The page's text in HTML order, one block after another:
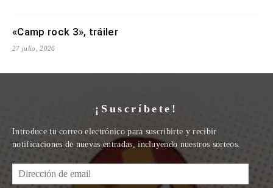
«Camp rock 3», tráiler
27 julio, 2026
¡Suscríbete!
Introduce tu correo electrónico para suscribirte y recibir
notificaciones de nuevas entradas, incluyendo nuestros sorteos.
Dirección
de